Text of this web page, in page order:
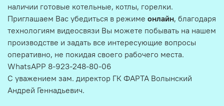
наличии готовые котельные, котлы, горелки.
Приглашаем Вас убедиться в режиме онлайн, благодаря
технологиям видеосвязи Вы можете побывать на нашем
производстве и задать все интересующие вопросы
оперативно, не покидая своего рабочего места.
WhatsAPP 8-923-248-80-06
С уважением зам. директор ГК ФАРТА Волынский
Андрей Геннадьевич.